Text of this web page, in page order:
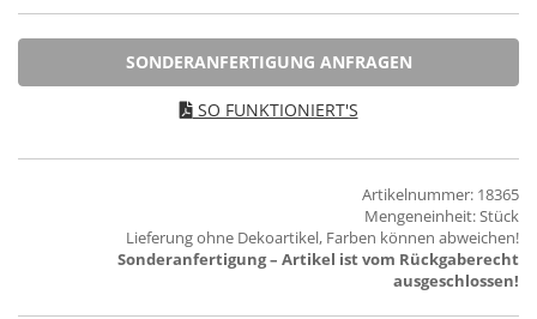
SONDERANFERTIGUNG ANFRAGEN
SO FUNKTIONIERT'S
Artikelnummer: 18365
Mengeneinheit: Stück
Lieferung ohne Dekoartikel, Farben können abweichen!
Sonderanfertigung – Artikel ist vom Rückgaberecht
ausgeschlossen!